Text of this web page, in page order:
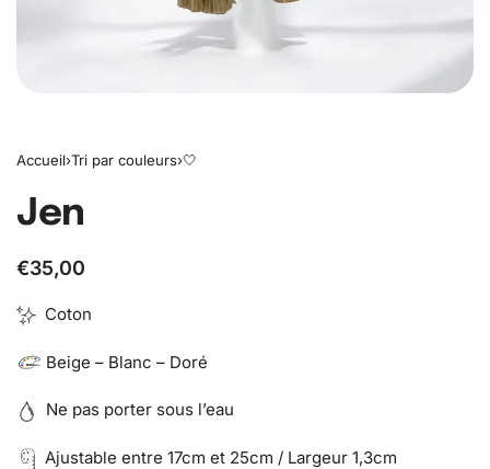
Accueil›Tri par couleurs›🤍
Jen
€35,00
Coton
Beige – Blanc – Doré
Ne pas porter sous l’eau
Ajustable entre 17cm et 25cm / Largeur 1,3cm